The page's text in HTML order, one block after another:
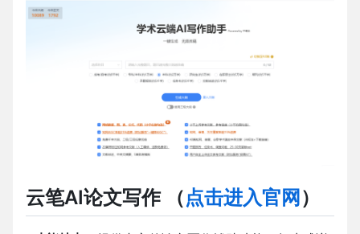
云笔AI论文写作（点击进入官网 ）